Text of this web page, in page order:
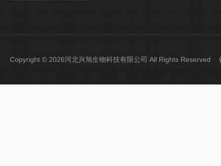
Copyright © 2026河北兴旭生物科技有限公司 All Rights Reserved